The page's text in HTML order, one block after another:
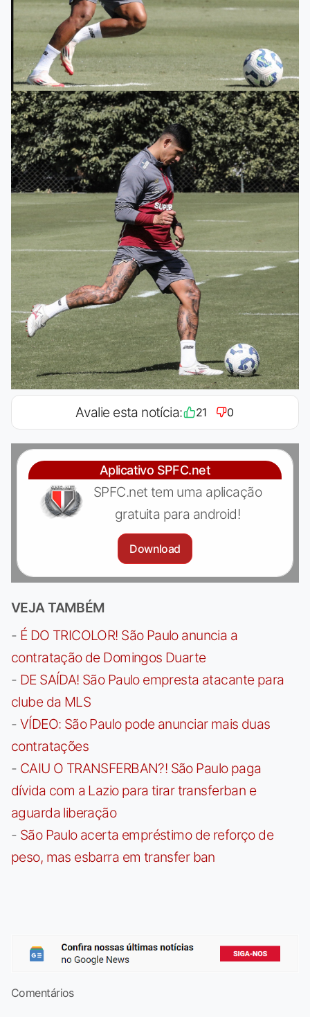
Avalie esta notícia: 21 0
Aplicativo SPFC.net
SPFC.net tem uma aplicação
gratuita para android!
Download
VEJA TAMBÉM
- É DO TRICOLOR! São Paulo anuncia a
contratação de Domingos Duarte
- DE SAÍDA! São Paulo empresta atacante para
clube da MLS
- VÍDEO: São Paulo pode anunciar mais duas
contratações
- CAIU O TRANSFERBAN?! São Paulo paga
dívida com a Lazio para tirar transferban e
aguarda liberação
- São Paulo acerta empréstimo de reforço de
peso, mas esbarra em transfer ban
Comentários